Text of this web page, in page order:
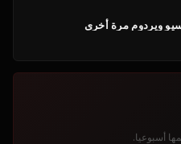
ويردوم مرة أخرى
أسبوعيا.